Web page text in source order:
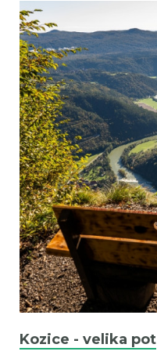
Kozice - velika pot